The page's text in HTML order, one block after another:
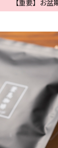
【重要】お